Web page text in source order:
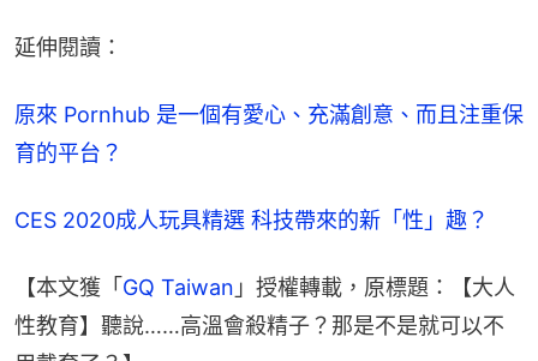
延伸閱讀：
原來 Pornhub 是一個有愛心、充滿創意、而且注重保
育的平台？
CES 2020成人玩具精選 科技帶來的新「性」趣？
【本文獲「GQ Taiwan 」授權轉載，原標題：【大人
性教育】聽說……高溫會殺精子？那是不是就可以不